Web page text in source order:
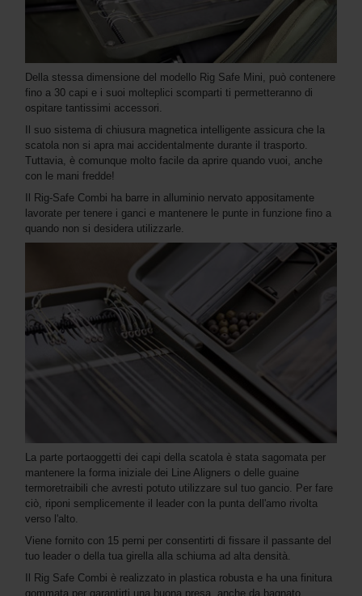
Della stessa dimensione del modello Rig Safe Mini, può contenere
fino a 30 capi e i suoi molteplici scomparti ti permetteranno di
ospitare tantissimi accessori.
Il suo sistema di chiusura magnetica intelligente assicura che la
scatola non si apra mai accidentalmente durante il trasporto.
Tuttavia, è comunque molto facile da aprire quando vuoi, anche
con le mani fredde!
Il Rig-Safe Combi ha barre in alluminio nervato appositamente
lavorate per tenere i ganci e mantenere le punte in funzione fino a
quando non si desidera utilizzarle.
La parte portaoggetti dei capi della scatola è stata sagomata per
mantenere la forma iniziale dei Line Aligners o delle guaine
termoretraibili che avresti potuto utilizzare sul tuo gancio. Per fare
ciò, riponi semplicemente il leader con la punta dell'amo rivolta
verso l'alto.
Viene fornito con 15 perni per consentirti di fissare il passante del
tuo leader o della tua girella alla schiuma ad alta densità.
Il Rig Safe Combi è realizzato in plastica robusta e ha una finitura
gommata per garantirti una buona presa, anche da bagnato.